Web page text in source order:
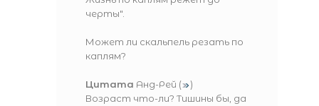
черты".
Может ли скальпель резать по
каплям?
Цитата Анд-Рей (
)
Возраст что-ли? Тишины бы, да